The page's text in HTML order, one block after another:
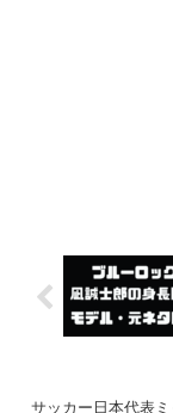
サッカー日本代表